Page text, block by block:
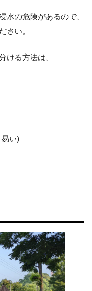
水の危険があるので、
さい。
ける方法は、
い)